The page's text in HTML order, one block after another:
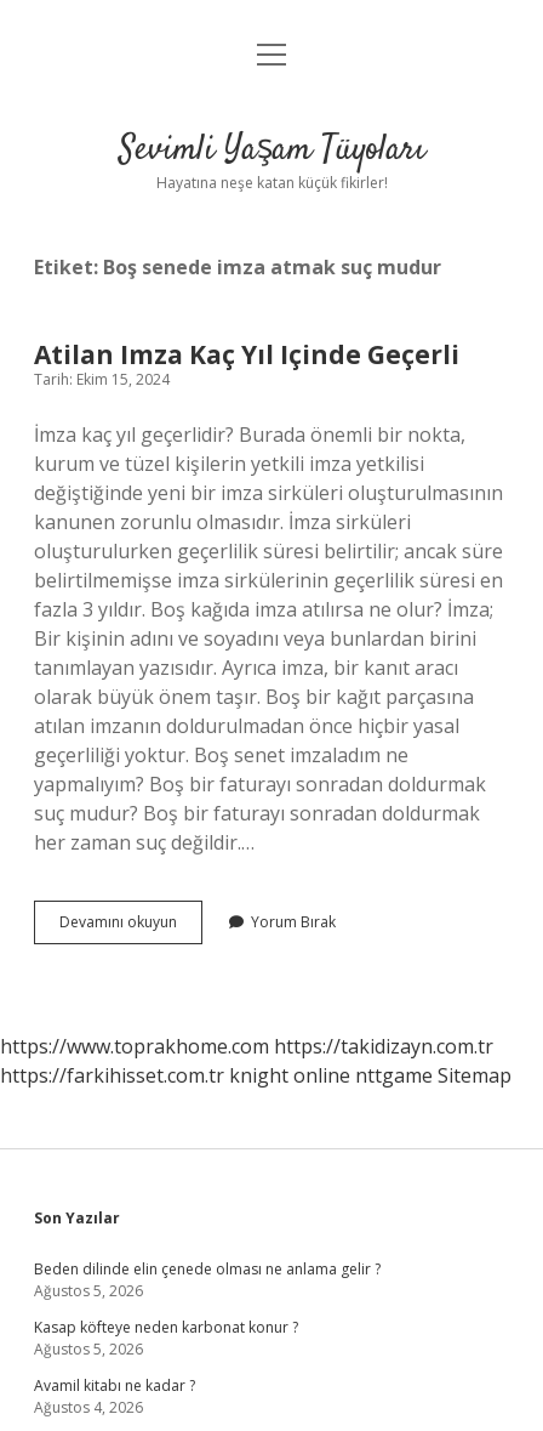
Anasayfa
Yasal Uyarı
menüyü
Sevimli Yaşam Tüyoları
Hayatına neşe katan küçük fikirler!
Etiket: Boş senede imza atmak suç mudur
Atilan Imza Kaç Yıl Içinde Geçerli
Tarih: Ekim 15, 2024
İmza kaç yıl geçerlidir? Burada önemli bir nokta,
kurum ve tüzel kişilerin yetkili imza yetkilisi
değiştiğinde yeni bir imza sirküleri oluşturulmasının
kanunen zorunlu olmasıdır. İmza sirküleri
oluşturulurken geçerlilik süresi belirtilir; ancak süre
belirtilmemişse imza sirkülerinin geçerlilik süresi en
fazla 3 yıldır. Boş kağıda imza atılırsa ne olur? İmza;
Bir kişinin adını ve soyadını veya bunlardan birini
tanımlayan yazısıdır. Ayrıca imza, bir kanıt aracı
olarak büyük önem taşır. Boş bir kağıt parçasına
atılan imzanın doldurulmadan önce hiçbir yasal
geçerliliği yoktur. Boş senet imzaladım ne
yapmalıyım? Boş bir faturayı sonradan doldurmak
suç mudur? Boş bir faturayı sonradan doldurmak
her zaman suç değildir.…
Devamını okuyun
Imza
Yorum Bırak
https://www.toprakhome.com https://takidizayn.com.tr
https://farkihisset.com.tr knight online nttgame Sitemap
Sidebar
Son Yazılar
Beden dilinde elin çenede olması ne anlama gelir ?
Ağustos 5, 2026
Kasap köfteye neden karbonat konur ?
Ağustos 5, 2026
Avamil kitabı ne kadar ?
Ağustos 4, 2026